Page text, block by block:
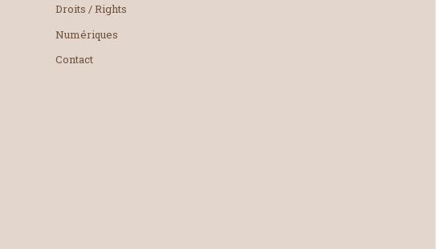
Droits / Rights
Numériques
Contact